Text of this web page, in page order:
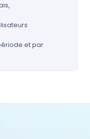
et par